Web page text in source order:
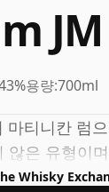
JM
용량:700ml
마티니칸 럼
않은 유형이
Whisky